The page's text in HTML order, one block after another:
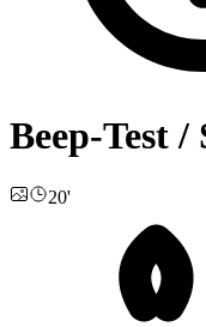
Beep-Test
20'